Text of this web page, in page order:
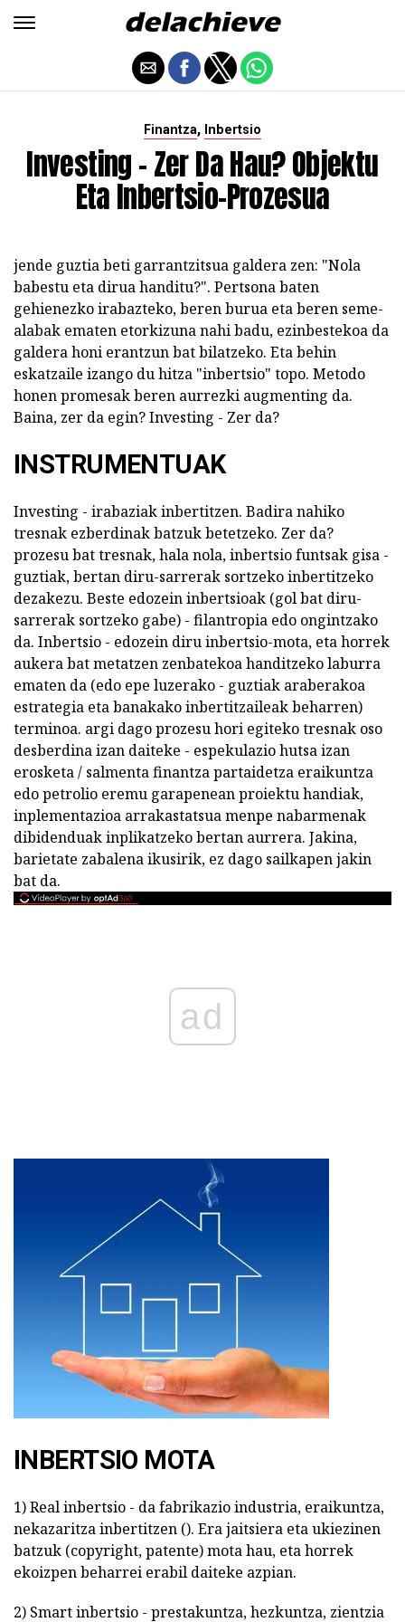
Finantza, Inbertsio
Investing - Zer Da Hau? Objektu
Eta Inbertsio-Prozesua
jende guztia beti garrantzitsua galdera zen: "Nola
babestu eta dirua handitu?". Pertsona baten
gehienezko irabazteko, beren burua eta beren seme-
alabak ematen etorkizuna nahi badu, ezinbestekoa da
galdera honi erantzun bat bilatzeko. Eta behin
eskatzaile izango du hitza "inbertsio" topo. Metodo
honen promesak beren aurrezki augmenting da.
Baina, zer da egin? Investing - Zer da?
INSTRUMENTUAK
Investing - irabaziak inbertitzen. Badira nahiko
tresnak ezberdinak batzuk betetzeko. Zer da?
prozesu bat tresnak, hala nola, inbertsio funtsak gisa -
guztiak, bertan diru-sarrerak sortzeko inbertitzeko
dezakezu. Beste edozein inbertsioak (gol bat diru-
sarrerak sortzeko gabe) - filantropia edo ongintzako
da. Inbertsio - edozein diru inbertsio-mota, eta horrek
aukera bat metatzen zenbatekoa handitzeko laburra
ematen da (edo epe luzerako - guztiak araberakoa
estrategia eta banakako inbertitzaileak beharren)
terminoa. argi dago prozesu hori egiteko tresnak oso
desberdina izan daiteke - espekulazio hutsa izan
erosketa / salmenta finantza partaidetza eraikuntza
edo petrolio eremu garapenean proiektu handiak,
inplementazioa arrakastatsua menpe nabarmenak
dibidenduak inplikatzeko bertan aurrera. Jakina,
barietate zabalena ikusirik, ez dago sailkapen jakin
bat da.
ad
INBERTSIO MOTA
1) Real inbertsio - da fabrikazio industria, eraikuntza,
nekazaritza inbertitzen (). Era jaitsiera eta ukiezinen
batzuk (copyright, patente) mota hau, eta horrek
ekoizpen beharrei erabil daiteke azpian.
2) Smart inbertsio - prestakuntza, hezkuntza, zientzia